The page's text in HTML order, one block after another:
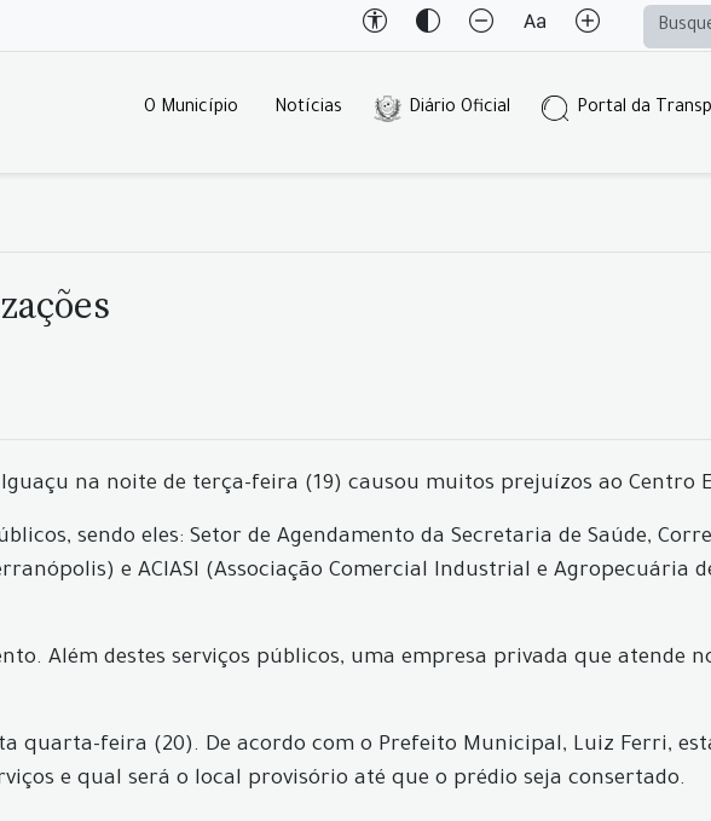
O Município Notícias Diário Oficial Portal da
na noite de terça-feira (19) causou muitos prejuízos ao Centro
sendo eles: Setor de Agendamento da Secretaria de Saúde,
e ACIASI (Associação Comercial Industrial e Agropecuária
Além destes serviços públicos, uma empresa privada que atende
quarta-feira (20). De acordo com o Prefeito Municipal, Luiz Ferri,
e qual será o local provisório até que o prédio seja consertado.